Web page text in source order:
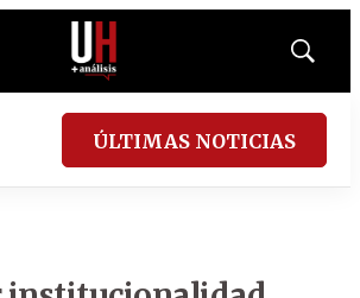
Mostrar
ÚLTIMAS NOTICIAS